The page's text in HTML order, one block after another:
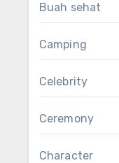
Buah sehat
Camping
Celebrity
Ceremony
Character